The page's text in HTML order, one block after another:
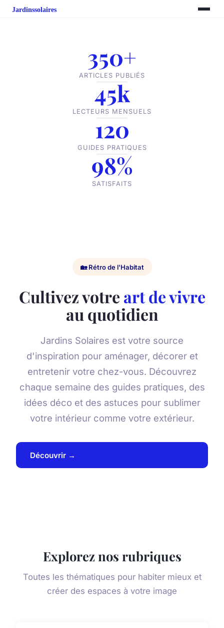
350+
ARTICLES PUBLIÉS
45k
LECTEURS MENSUELS
120
GUIDES PRATIQUES
98%
SATISFAITS
🏡 Rétro de l'Habitat
Cultivez votre art de vivre
au quotidien
Jardins Solaires est votre source
d'inspiration pour aménager, décorer et
entretenir votre chez-vous. Découvrez
chaque semaine des guides pratiques, des
idées déco et des astuces pour sublimer
votre intérieur comme votre extérieur.
Découvrir →
Explorez nos rubriques
Toutes les thématiques pour habiter mieux et
créer des espaces à votre image